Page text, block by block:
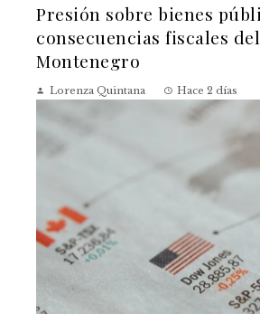
Presión sobre bienes
consecuencias fiscales
Montenegro
Lorenza Quintana Hace 2 días